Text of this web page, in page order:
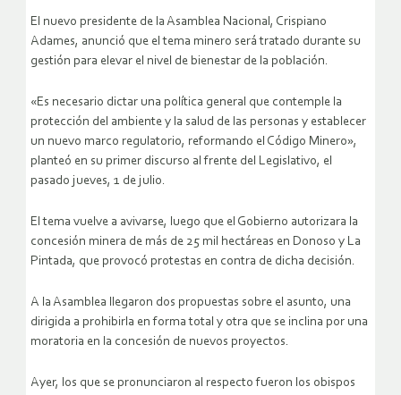
El nuevo presidente de la Asamblea Nacional, Crispiano
Adames, anunció que el tema minero será tratado durante su
gestión para elevar el nivel de bienestar de la población.
«Es necesario dictar una política general que contemple la
protección del ambiente y la salud de las personas y establecer
un nuevo marco regulatorio, reformando el Código Minero»,
planteó en su primer discurso al frente del Legislativo, el
pasado jueves, 1 de julio.
El tema vuelve a avivarse, luego que el Gobierno autorizara la
concesión minera de más de 25 mil hectáreas en Donoso y La
Pintada, que provocó protestas en contra de dicha decisión.
A la Asamblea llegaron dos propuestas sobre el asunto, una
dirigida a prohibirla en forma total y otra que se inclina por una
moratoria en la concesión de nuevos proyectos.
Ayer, los que se pronunciaron al respecto fueron los obispos